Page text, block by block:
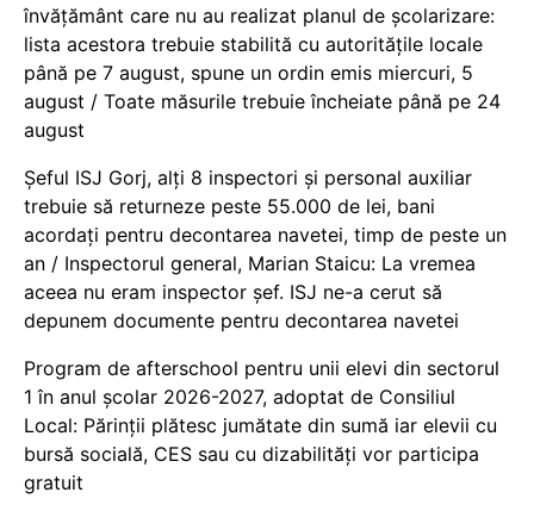
învățământ care nu au realizat planul de școlarizare:
lista acestora trebuie stabilită cu autoritățile locale
până pe 7 august, spune un ordin emis miercuri, 5
august / Toate măsurile trebuie încheiate până pe 24
august
Șeful ISJ Gorj, alți 8 inspectori și personal auxiliar
trebuie să returneze peste 55.000 de lei, bani
acordați pentru decontarea navetei, timp de peste un
an / Inspectorul general, Marian Staicu: La vremea
aceea nu eram inspector șef. ISJ ne-a cerut să
depunem documente pentru decontarea navetei
Program de afterschool pentru unii elevi din sectorul
1 în anul școlar 2026-2027, adoptat de Consiliul
Local: Părinții plătesc jumătate din sumă iar elevii cu
bursă socială, CES sau cu dizabilităţi vor participa
gratuit